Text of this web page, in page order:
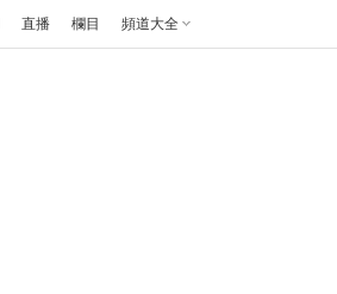
直播 欄目 頻道大全